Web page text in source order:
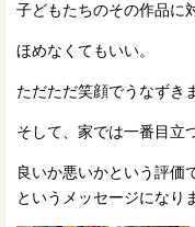
子どもたちのその作品に
ほめなくてもいい。
ただただ笑顔でうなずき
そして、家では一番目立
良いか悪いかという評価
というメッセージになり